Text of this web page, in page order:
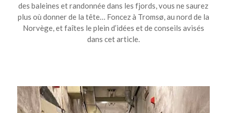
des baleines et randonnée dans les fjords, vous ne saurez
plus où donner de la tête… Foncez à Tromsø, au nord de la
Norvège, et faîtes le plein d’idées et de conseils avisés
dans cet article.